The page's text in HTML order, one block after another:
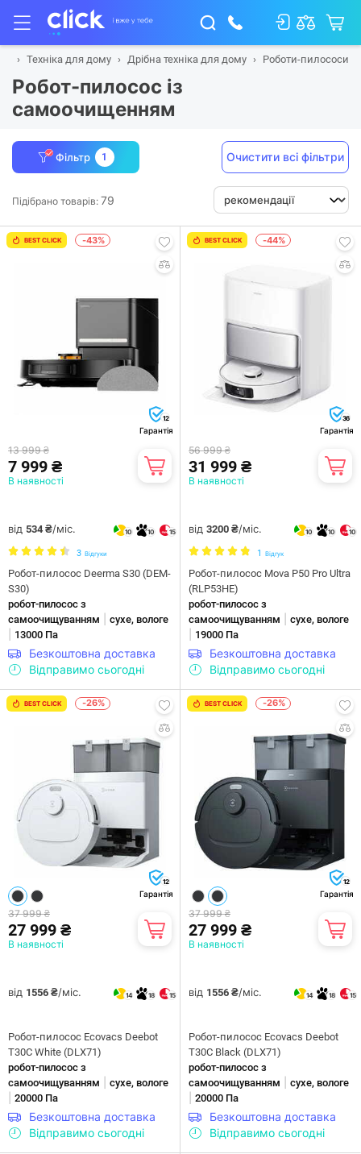
Техніка для дому Дрібна техніка для дому Роботи-пилососи
Робот-пилосос із
самоочищенням
Фільтр 1 Очистити всі фільтри
Підібрано товарів: 79
BEST CLICK -43%
12
Гарантія
13 999 ₴
7 999 ₴
В наявності
від 534 ₴/міс. 10 10 15
3 Відгуки
Робот-пилосос Deerma S30 (DEM-
S30)
робот-пилосос з
самоочищуванням
сухе, вологе
13000 Па
Безкоштовна доставка
Відправимо сьогодні
BEST CLICK -44%
36
Гарантія
56 999 ₴
31 999 ₴
В наявності
від 3200 ₴/міс. 10 10 10
1 Відгук
Робот-пилосос Mova P50 Pro Ultra
(RLP53HE)
робот-пилосос з
самоочищуванням
сухе, вологе
19000 Па
Безкоштовна доставка
Відправимо сьогодні
BEST CLICK -26%
12
Гарантія
37 999 ₴
27 999 ₴
В наявності
від 1556 ₴/міс. 14 18 15
Робот-пилосос Ecovacs Deebot
T30C White (DLX71)
робот-пилосос з
самоочищуванням
сухе, вологе
20000 Па
Безкоштовна доставка
Відправимо сьогодні
BEST CLICK -26%
12
Гарантія
37 999 ₴
27 999 ₴
В наявності
від 1556 ₴/міс. 14 18 15
Робот-пилосос Ecovacs Deebot
T30C Black (DLX71)
робот-пилосос з
самоочищуванням
сухе, вологе
20000 Па
Безкоштовна доставка
Відправимо сьогодні